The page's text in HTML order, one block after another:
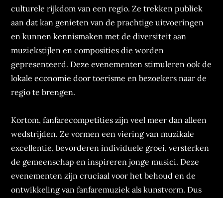
culturele rijkdom van een regio. Ze trekken publiek
aan dat kan genieten van de prachtige uitvoeringen
en kunnen kennismaken met de diversiteit aan
muziekstijlen en composities die worden
gepresenteerd. Deze evenementen stimuleren ook de
lokale economie door toerisme en bezoekers naar de
regio te brengen.
Kortom, fanfarecompetities zijn veel meer dan alleen
wedstrijden. Ze vormen een viering van muzikale
excellentie, bevorderen individuele groei, versterken
de gemeenschap en inspireren jonge musici. Deze
evenementen zijn cruciaal voor het behoud en de
ontwikkeling van fanfaremuziek als kunstvorm. Dus